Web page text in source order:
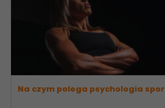
Na czym polega psychologia